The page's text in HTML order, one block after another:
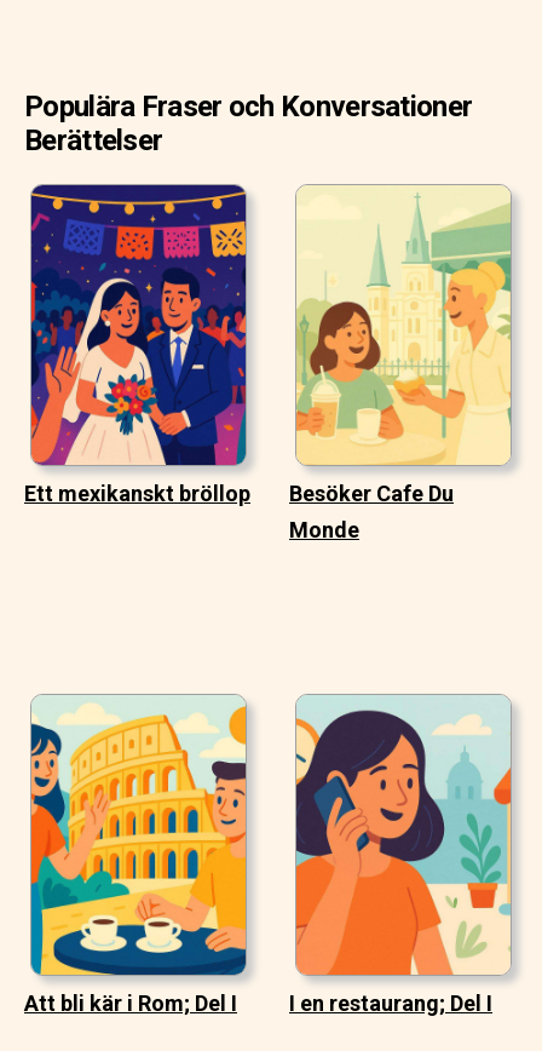
Populära Fraser och Konversationer
Berättelser
Ett mexikanskt bröllop
Besöker Cafe Du
Monde
Att bli kär i Rom; Del I I en restaurang; Del I